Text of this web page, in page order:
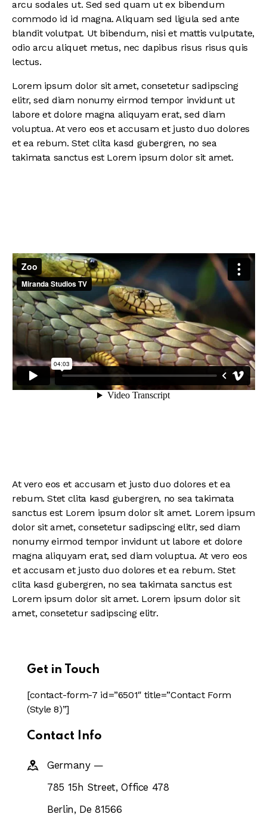
arcu sodales ut. Sed sed quam ut ex bibendum
commodo id id magna. Aliquam sed ligula sed ante
blandit volutpat. Ut bibendum, nisi et mattis vulputate,
odio arcu aliquet metus, nec dapibus risus risus quis
lectus.
Lorem ipsum dolor sit amet, consetetur sadipscing
elitr, sed diam nonumy eirmod tempor invidunt ut
labore et dolore magna aliquyam erat, sed diam
voluptua. At vero eos et accusam et justo duo dolores
et ea rebum. Stet clita kasd gubergren, no sea
takimata sanctus est Lorem ipsum dolor sit amet.
At vero eos et accusam et justo duo dolores et ea
rebum. Stet clita kasd gubergren, no sea takimata
sanctus est Lorem ipsum dolor sit amet. Lorem ipsum
dolor sit amet, consetetur sadipscing elitr, sed diam
nonumy eirmod tempor invidunt ut labore et dolore
magna aliquyam erat, sed diam voluptua. At vero eos
et accusam et justo duo dolores et ea rebum. Stet
clita kasd gubergren, no sea takimata sanctus est
Lorem ipsum dolor sit amet. Lorem ipsum dolor sit
amet, consetetur sadipscing elitr.
Get in Touch
[contact-form-7 id=”6501″ title=”Contact Form
(Style 8)”]
Contact Info
Germany —
785 15h Street, Office 478
Berlin, De 81566